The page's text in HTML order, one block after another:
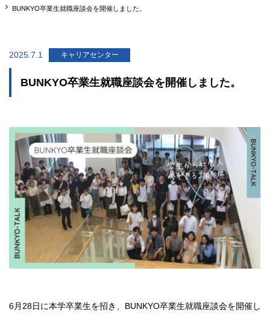
BUNKYO卒業生就職座談会を開催しました。
2025.7.1 キャリアセンター
BUNKYO卒業生就職座談会を開催しました。
6月28日に本学卒業生を招き、BUNKYO卒業生就職座談会を開催し